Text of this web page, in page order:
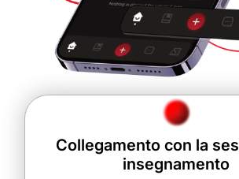
Collegamento con la
insegnamento